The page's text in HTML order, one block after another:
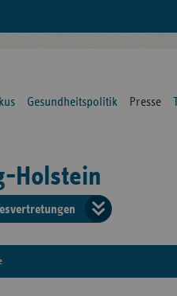
Gesundheitspolitik Presse
Holstein
der